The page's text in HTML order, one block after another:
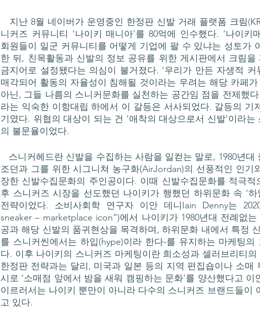
니커즈 커뮤니티 ‘나이키 매니아’를 80억에 인수했다. ‘나이키
회원들이 일군 커뮤니티를 어떻게 기업에 팔 수 있냐는 성토가
한 뒤, 친목활동과 신발의 정보 공유를 위한 게시판에서 크림을
금지어로 설정됐다는 의심이 불거졌다. ‘우리가 만든 자생적 커
매각되어 활동의 자율성이 침해될 것이라는 우려는 해당 카페가
아닌, 그들 나름의 스니커문화를 실천하는 공간임 점을 전제했
라는 익숙한 이항대립 하에서 이 갈등은 서사되었다. 갈등의 기
기였다. 위협의 대상이 되는 건 ‘애착의 대상으로서 신발’이라는
의 불문율이었다.
조던과 그를 위한 시그니쳐 농구화(AirJordan)의 선풍적인 인기
장한 신발수집문화의 주인공이다. 이때 신발수집문화를 적극적
후 스니커즈 시장을 선도했던 나이키가 행했던 하위문화 속 ‘하
전략이었다. 소비사회학 연구자 이안 데니Iain Denny는
sneaker – marketplace icon”)에서 나이키가 1980년대 전례없
공과 해당 신발의 품귀현상을 목격하며, 하위문화 내에서 특정
를 스니커씬에서는 하입(hype)이라 한다-를 유지하는 마케팅
다. 이후 나이키의 스니커즈 마케팅이란 희소성과 셀러브리티
한정판 전략과는 달리, 미국과 일본 등의 지역 편집숍이나 소매
시로 ‘소매점 앞에서 밤을 새워 캠핑하는 문화’를 양산했다고
이르러서는 나이키 뿐만이 아니라 다수의 스니커즈 브랜드들이
고 있다.